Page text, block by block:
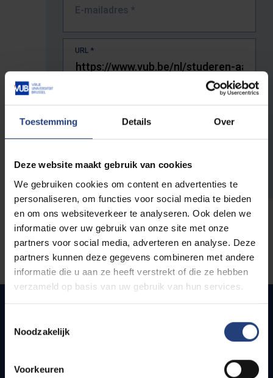
Toestemming Details Over
Deze website maakt gebruik van cookies
We gebruiken cookies om content en advertenties te
personaliseren, om functies voor social media te bieden
en om ons websiteverkeer te analyseren. Ook delen we
informatie over uw gebruik van onze site met onze
partners voor social media, adverteren en analyse. Deze
partners kunnen deze gegevens combineren met andere
informatie die u aan ze heeft verstrekt of die ze hebben
verzameld op basis van uw gebruik van hun services.
Noodzakelijk
Voorkeuren
E-mailadres *
URL *
De volledige URL van de pagina waar je de fout zag.
Snel naar